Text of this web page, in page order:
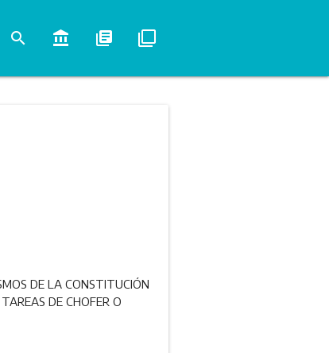
search account_balance library_books filter_none
DE LA CONSTITUCIÓN
DE CHOFER O